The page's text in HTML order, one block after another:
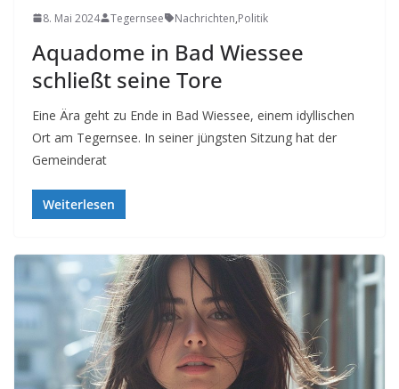
8. Mai 2024 Tegernsee Nachrichten,Politik
Aquadome in Bad Wiessee
schließt seine Tore
Eine Ära geht zu Ende in Bad Wiessee, einem idyllischen
Ort am Tegernsee. In seiner jüngsten Sitzung hat der
Gemeinderat
Weiterlesen